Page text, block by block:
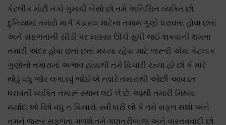
કેટલીક મોટી તકો ગુમાવી બેસો છો.તમે અનિશ્ચિત વ્યક્તિ છો.
દુનિયામાં તમારો માર્ગ કંડારવા માટેના તમામ ગુણો ધરાવતા હોવા છતાં
અને સફળતાની સીડી પર ખાસ્સા ઊંચે સુધી જઈ શકવાની ક્ષમતા
તમારી અંદર હોવા છતાં છતાં મચ્યા રહેવા માટે જરૂરી એવા કેટલાક
ગુણોનો તમારામાં અભાવ હોવાથી તમે વિચારી રહ્યા હો છો કે મારે
થોડું વધુ જોર લગાડવું જોઈએ ત્યારે તમારાથી ઓછી આવડત
ધરાવતી વ્યક્તિ તમારૂં સ્થાન લઈ લે છે. આથી તમારી મિથ્યા
મર્યાદાઓ વિષે વધુ ન વિચારો. સ્વીકારી લો કે તમે સફળ થશો અને
તમને જરૂર સફળતા મળશે.તમે ગણતરીબાજ અને વાસ્તવવાદી છો.